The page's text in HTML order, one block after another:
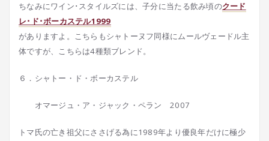
ちなみにワイン･スタイルズには、子分に当たる飲み頃のクード
レ･ド･ボーカステル1999
がありますよ。こちらもシャトーヌフ同様にムールヴェードル主
体ですが、こちらは4種類ブレンド。
６．シャトー・ド・ボーカステル
オマージュ・ア・ジャック・ペラン 2007
トマ氏の亡き祖父にささげる為に1989年より優良年だけに極少